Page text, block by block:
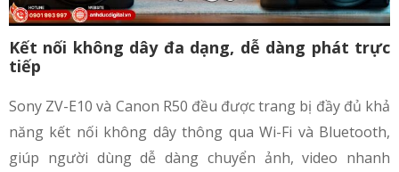
Kết nối không dây đa dạng, dễ dàng phát trực
tiếp
Sony ZV-E10 và Canon R50 đều được trang bị đầy đủ khả
năng kết nối không dây thông qua Wi-Fi và Bluetooth,
giúp người dùng dễ dàng chuyển ảnh, video nhanh